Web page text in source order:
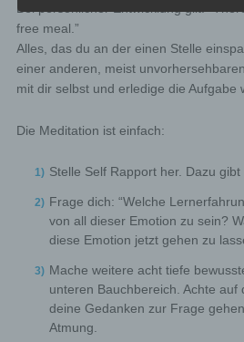
Bei persönlicher Entwicklung gilt:
free meal.”
Alles, das du an der einen Stelle
einer anderen, meist
mit dir selbst und erledige die Aufgabe
Die Meditation ist einfach:
Stelle Self Rapport her. Dazu gibt
Frage dich: “Welche
von all dieser Emotion zu sein?
diese Emotion jetzt gehen zu
Mache weitere acht tiefe
unteren Bauchbereich. Achte auf
deine Gedanken zur Frage
Atmung.
optimize the content of our
advertisement, (3) ensure the
our information technology
technology, and (4) provide
authorities with the information
Therefore, we analyzes
our enterprise, and to ensure
protection for the personal data
anonymous data of the server
separately from all personal
Registration on our website
The data subject has the
website of the controller with the